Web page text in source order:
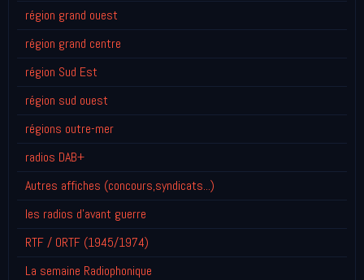
région grand ouest
région grand centre
région Sud Est
région sud ouest
régions outre-mer
radios DAB+
Autres affiches (concours,syndicats...)
les radios d'avant guerre
RTF / ORTF (1945/1974)
La semaine Radiophonique